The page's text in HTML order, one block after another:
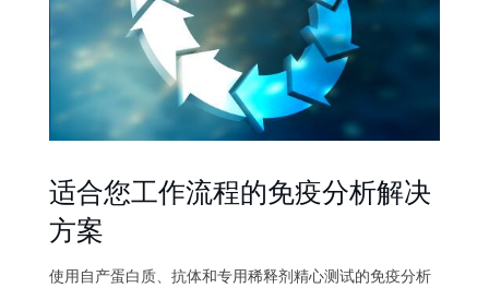
适合您工作流程的免疫分析解决
方案
使用自产蛋白质、抗体和专用稀释剂精心测试的免疫分析